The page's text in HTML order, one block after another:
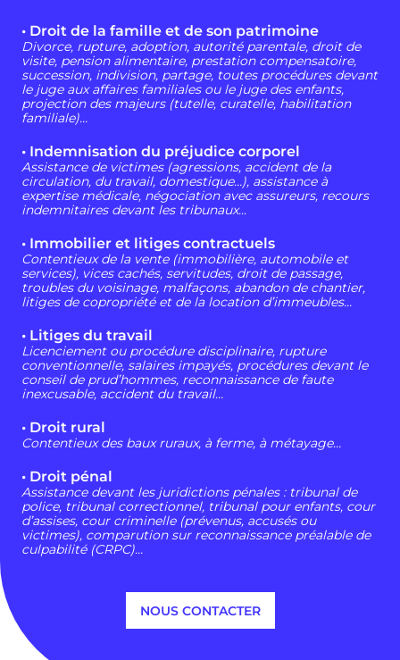
• Droit de la famille et de son patrimoine
Divorce, rupture, adoption, autorité parentale, droit de
visite, pension alimentaire, prestation compensatoire,
succession, indivision, partage, toutes procédures devant
le juge aux affaires familiales ou le juge des enfants,
projection des majeurs (tutelle, curatelle, habilitation
familiale)…
• Indemnisation du préjudice corporel
Assistance de victimes (agressions, accident de la
circulation, du travail, domestique…), assistance à
expertise médicale, négociation avec assureurs, recours
indemnitaires devant les tribunaux...
• Immobilier et litiges contractuels
Contentieux de la vente (immobilière, automobile et
services), vices cachés, servitudes, droit de passage,
troubles du voisinage, malfaçons, abandon de chantier,
litiges de copropriété et de la location d’immeubles...
• Litiges du travail
Licenciement ou procédure disciplinaire, rupture
conventionnelle, salaires impayés, procédures devant le
conseil de prud’hommes, reconnaissance de faute
inexcusable, accident du travail…
• Droit rural
Contentieux des baux ruraux, à ferme, à métayage…
• Droit pénal
Assistance devant les juridictions pénales : tribunal de
police, tribunal correctionnel, tribunal pour enfants, cour
d’assises, cour criminelle (prévenus, accusés ou
victimes), comparution sur reconnaissance préalable de
culpabilité (CRPC)…
NOUS CONTACTER